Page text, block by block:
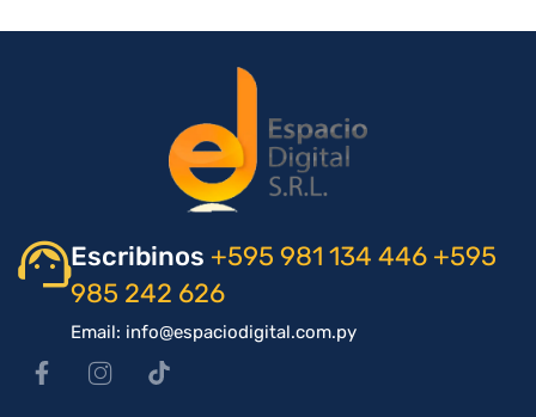
Escribinos +595 981 134 446 +595
985 242 626
Email: info@espaciodigital.com.py